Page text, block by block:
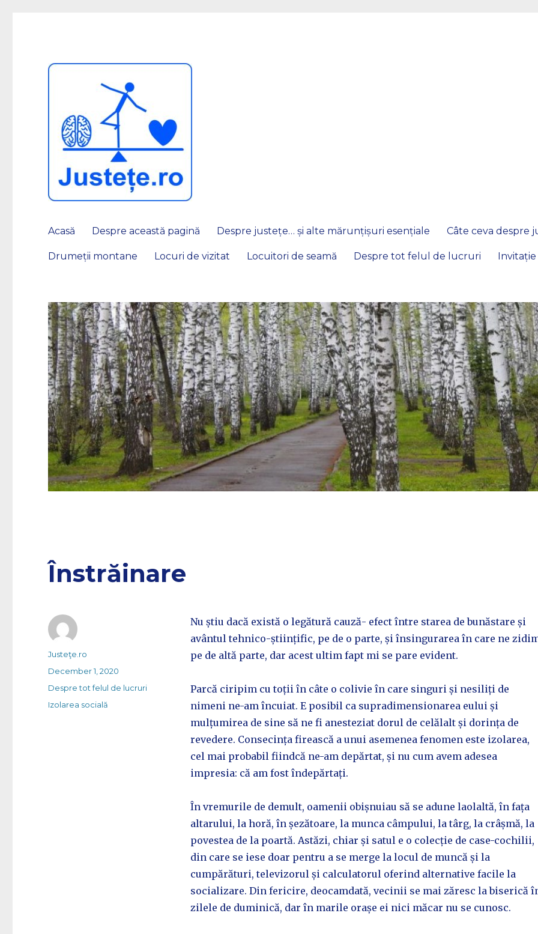
Acasă Despre această pagină Despre justețe… și alte mărunțișuri esențiale Câte ceva despre
Drumeții montane Locuri de vizitat Locuitori de seamă Despre tot felul de lucruri
Înstrăinare
Nu știu dacă există o legătură cauză- efect între starea de bunăstare și
avântul tehnico-științific, pe de o parte, și însingurarea în care ne
pe de altă parte, dar acest ultim fapt mi se pare evident.
Parcă ciripim cu toții în câte o colivie în care singuri și nesiliți de
nimeni ne-am încuiat. E posibil ca supradimensionarea eului și
mulțumirea de sine să ne fi anesteziat dorul de celălalt și dorința de
revedere. Consecința firească a unui asemenea fenomen este izolarea,
cel mai probabil fiindcă ne-am depărtat, și nu cum avem adesea
impresia: că am fost îndepărtați.
În vremurile de demult, oamenii obișnuiau să se adune laolaltă, în fața
altarului, la horă, în șezătoare, la munca câmpului, la târg, la crâșmă, la
povestea de la poartă. Astăzi, chiar și satul e o colecție de case-cochilii,
din care se iese doar pentru a se merge la locul de muncă și la
cumpărături, televizorul și calculatorul oferind alternative facile la
socializare. Din fericire, deocamdată, vecinii se mai zăresc la biserică
zilele de duminică, dar în marile orașe ei nici măcar nu se cunosc.
Author
Justeţe.ro
Posted
December 1, 2020
Categories
Despre tot felul de lucruri
Tags
Izolarea socială